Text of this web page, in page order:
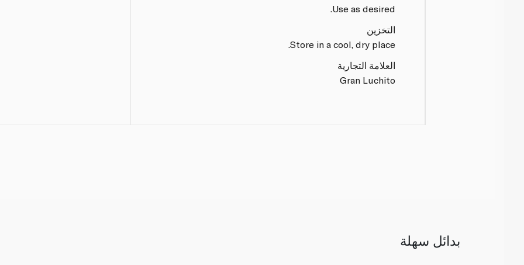
Use as desired.
التخزين
Store in a cool, dry place.
العلامة التجارية
Gran Luchito
بدائل سهلة